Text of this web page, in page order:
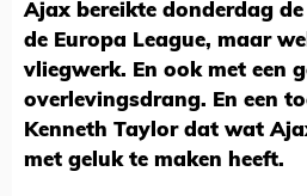
Ajax bereikte donderdag
de Europa League, maar
vliegwerk. En ook met een
overlevingsdrang. En een
Kenneth Taylor dat wat
met geluk te maken heeft.